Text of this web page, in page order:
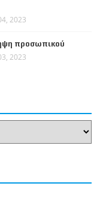
2023
προσωπικού
2023